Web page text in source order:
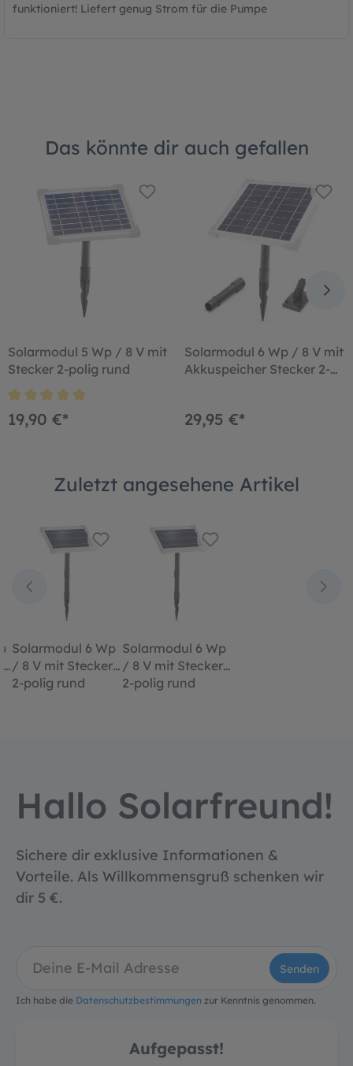
funktioniert! Liefert genug Strom für die Pumpe
Das könnte dir auch gefallen
Solarmodul 5 Wp / 8 V mit
Stecker 2-polig rund
19,90 €*
Solarmodul 6 Wp / 8 V mit
Akkuspeicher Stecker 2-
29,95 €*
Zuletzt angesehene Artikel
Solarmodul 6 Wp
/ 8 V mit Stecker
2-polig rund
Solarmodul 6 Wp
/ 8 V mit Stecker
2-polig rund
Hallo Solarfreund!
Sichere dir exklusive Informationen &
Vorteile. Als Willkommensgruß schenken wir
dir 5 €.
Senden
Ich habe die Datenschutzbestimmungen zur Kenntnis genommen.
Aufgepasst!